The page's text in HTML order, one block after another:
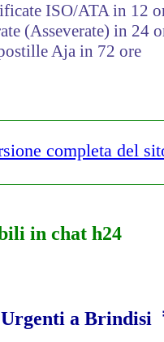
ISO/ATA in 12
(Asseverate) in 24
Aja in 72 ore
completa del
in chat h24
a Brindisi